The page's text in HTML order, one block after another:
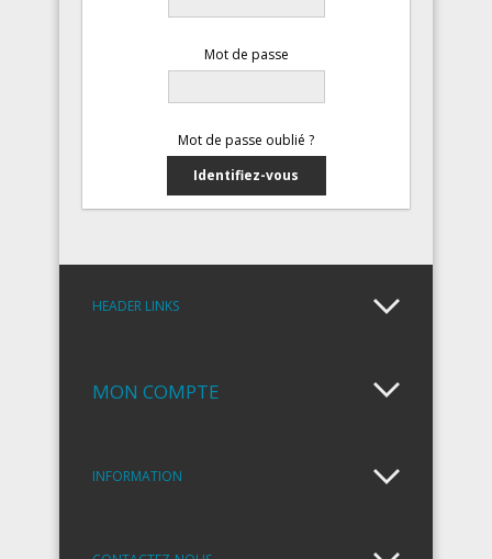
Mot de passe
Mot de passe oublié ?
HEADER LINKS
MON COMPTE
INFORMATION